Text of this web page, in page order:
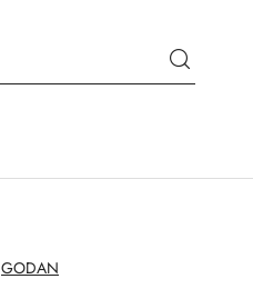
NAZWA
PRODUCENTA:
GODAN